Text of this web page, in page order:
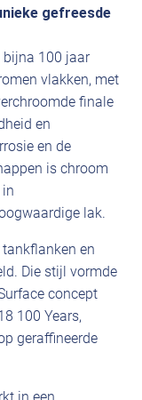
gefreesde
bijna 100 jaar
vlakken, met
finale
en
en de
is chroom
lak.
en
Die stijl vormde
concept
100 Years,
geraffineerde